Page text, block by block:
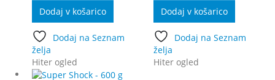
Dodaj v košarico
Dodaj na Seznam
želja
Hiter ogled
Dodaj v košarico
Dodaj na Seznam
želja
Hiter ogled